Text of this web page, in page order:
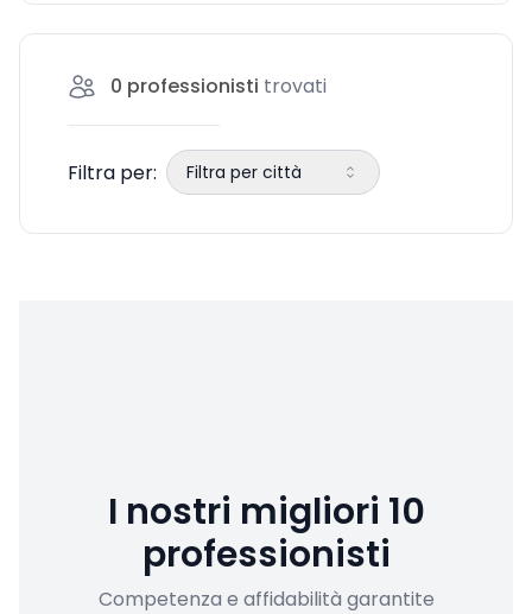
0 professionisti trovati
Filtra per: Filtra per città
I nostri migliori 10
professionisti
Competenza e affidabilità garantite